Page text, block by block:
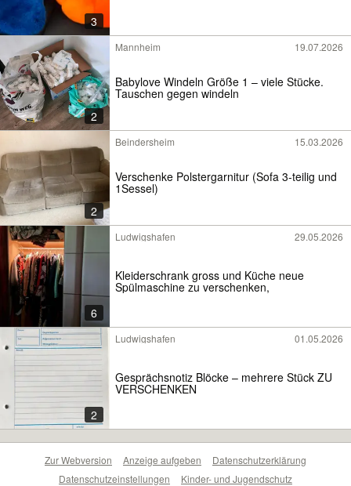
3
2
Mannheim 19.07.2026
Babylove Windeln Größe 1 – viele Stücke.
Tauschen gegen windeln
2
Beindersheim 15.03.2026
Verschenke Polstergarnitur (Sofa 3-teilig und
1Sessel)
6
Ludwigshafen 29.05.2026
Kleiderschrank gross und Küche neue
Spülmaschine zu verschenken,
2
Ludwigshafen 01.05.2026
Gesprächsnotiz Blöcke – mehrere Stück ZU
VERSCHENKEN
Zur Webversion Anzeige aufgeben
Datenschutzerklärung
Datenschutzeinstellungen
Kinder- und Jugendschutz